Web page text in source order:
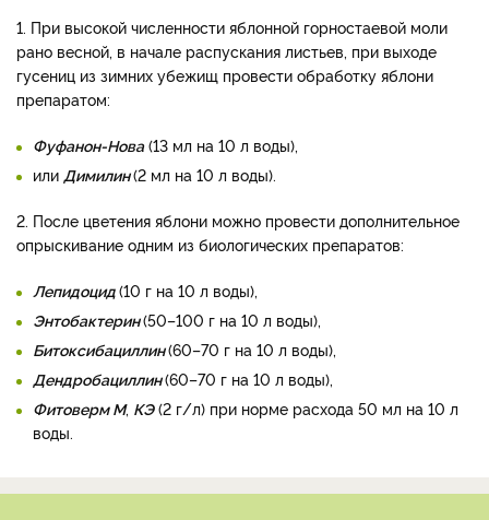
1. При высокой численности яблонной горностаевой моли
рано весной, в начале распускания листьев, при выходе
гусениц из зимних убежищ провести обработку яблони
препаратом:
Фуфанон-Нова(13 мл на 10 л воды),
или Димилин(2 мл на 10 л воды).
2. После цветения яблони можно провести дополнительное
опрыскивание одним из биологических препаратов:
Лепидоцид(10 г на 10 л воды),
Энтобактерин(50–100 г на 10 л воды),
Битоксибациллин(60–70 г на 10 л воды),
Дендробациллин(60–70 г на 10 л воды),
Фитоверм М, КЭ(2 г/л) при норме расхода 50 мл на 10 л
воды.